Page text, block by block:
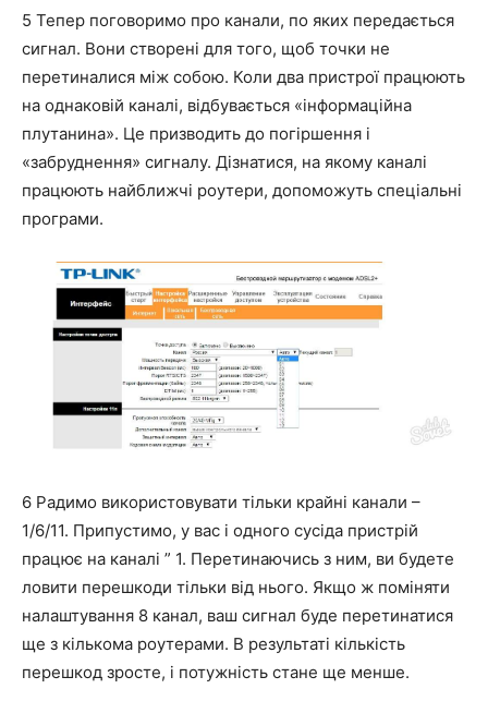
5 Тепер поговоримо про канали, по яких передається
сигнал. Вони створені для того, щоб точки не
перетиналися між собою. Коли два пристрої працюють
на однаковій каналі, відбувається «інформаційна
плутанина». Це призводить до погіршення і
«забруднення» сигналу. Дізнатися, на якому каналі
працюють найближчі роутери, допоможуть спеціальні
програми.
6 Радимо використовувати тільки крайні канали –
1/6/11. Припустимо, у вас і одного сусіда пристрій
працює на каналі ” 1. Перетинаючись з ним, ви будете
ловити перешкоди тільки від нього. Якщо ж поміняти
налаштування 8 канал, ваш сигнал буде перетинатися
ще з кількома роутерами. В результаті кількість
перешкод зросте, і потужність стане ще менше.